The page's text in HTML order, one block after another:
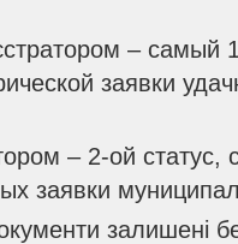
– самый
заявки
– 2-ой
заявки
залишені